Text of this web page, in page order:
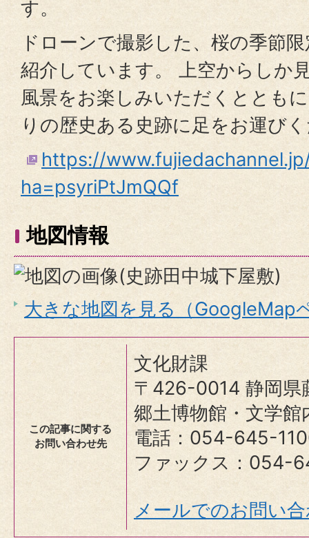
す。
ドローンで撮影した、桜の季節
紹介しています。 上空からしか
風景をお楽しみいただくととも
りの歴史ある史跡に足をお運び
https://
ha=psyriPtJmQQf
地図情報
大きな地図を見る（GoogleMap
この記事に関する
お問い合わせ先
文化財課
〒426-0014 静岡県
郷土博物館・文学館
電話：054-645-
ファックス：054-
メールでのお問い